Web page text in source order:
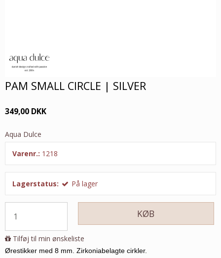
PAM SMALL CIRCLE | SILVER
349,00 DKK
Aqua Dulce
Varenr.: 1218
Lagerstatus: På lager
KØB
Tilføj til min ønskeliste
Ørestikker med 8 mm. Zirkoniabelagte cirkler.